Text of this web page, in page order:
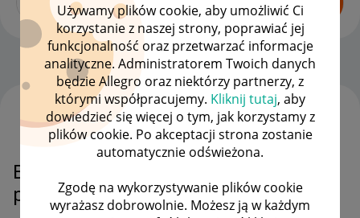
Używamy plików cookie, aby umożliwić Ci
korzystanie z naszej strony, poprawiać jej
funkcjonalność oraz przetwarzać informacje
analityczne. Administratorem Twoich danych
będzie Allegro oraz niektórzy partnerzy, z
którymi współpracujemy. Kliknij tutaj, aby
dowiedzieć się więcej o tym, jak korzystamy z
plików cookie. Po akceptacji strona zostanie
automatycznie odświeżona.
Zgodę na wykorzystywanie plików cookie
wyrażasz dobrowolnie. Możesz ją w każdym
Katalog produktów OPCJE
Błędny kod ean w katalogu
produktów.
WSZYSTKIE TEMATY